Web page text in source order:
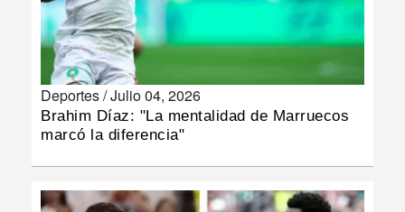
SHOW
DEPORTES
INSÓLITAS
Deportes /Julio 04, 2026
Brahim Díaz: "La mentalidad de Marruecos
marcó la diferencia"